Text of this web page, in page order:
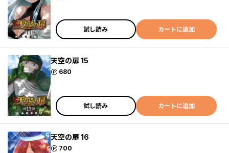
試し読み カートに追加
天空の扉 15
680
ポイント
試し読み カートに追加
天空の扉 16
700
ポイント